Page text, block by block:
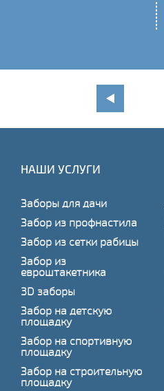
НАШИ УСЛУГИ
Заборы для дачи
Забор из профнастила
Забор из сетки рабицы
Забор из
евроштакетника
3D заборы
Забор на детскую
площадку
Забор на спортивную
площадку
Забор на строительную
площадку